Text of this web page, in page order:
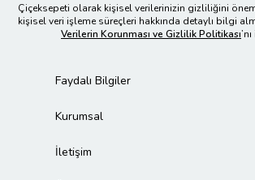
Çiçeksepeti olarak kişisel verilerinizin gizliliğini
kişisel veri işleme süreçleri hakkında detaylı bilgi
Verilerin Korunması ve Gizlilik Politikası
Faydalı Bilgiler
Kurumsal
İletişim